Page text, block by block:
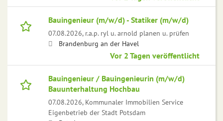
Bauingenieur (m/w/d) - Statiker (m/w/d)
07.08.2026, r.a.p. ryl u. arnold planen u. prüfen
Brandenburg an der Havel
Vor 2 Tagen veröffentlicht
Bauingenieur / Bauingenieurin (m/w/d)
Bauunterhaltung Hochbau
07.08.2026, Kommunaler Immobilien Service
Eigenbetrieb der Stadt Potsdam